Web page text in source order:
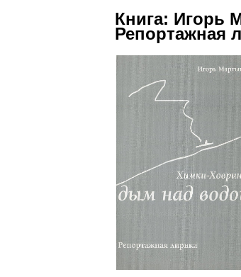
Книга: Игорь
Репортажная